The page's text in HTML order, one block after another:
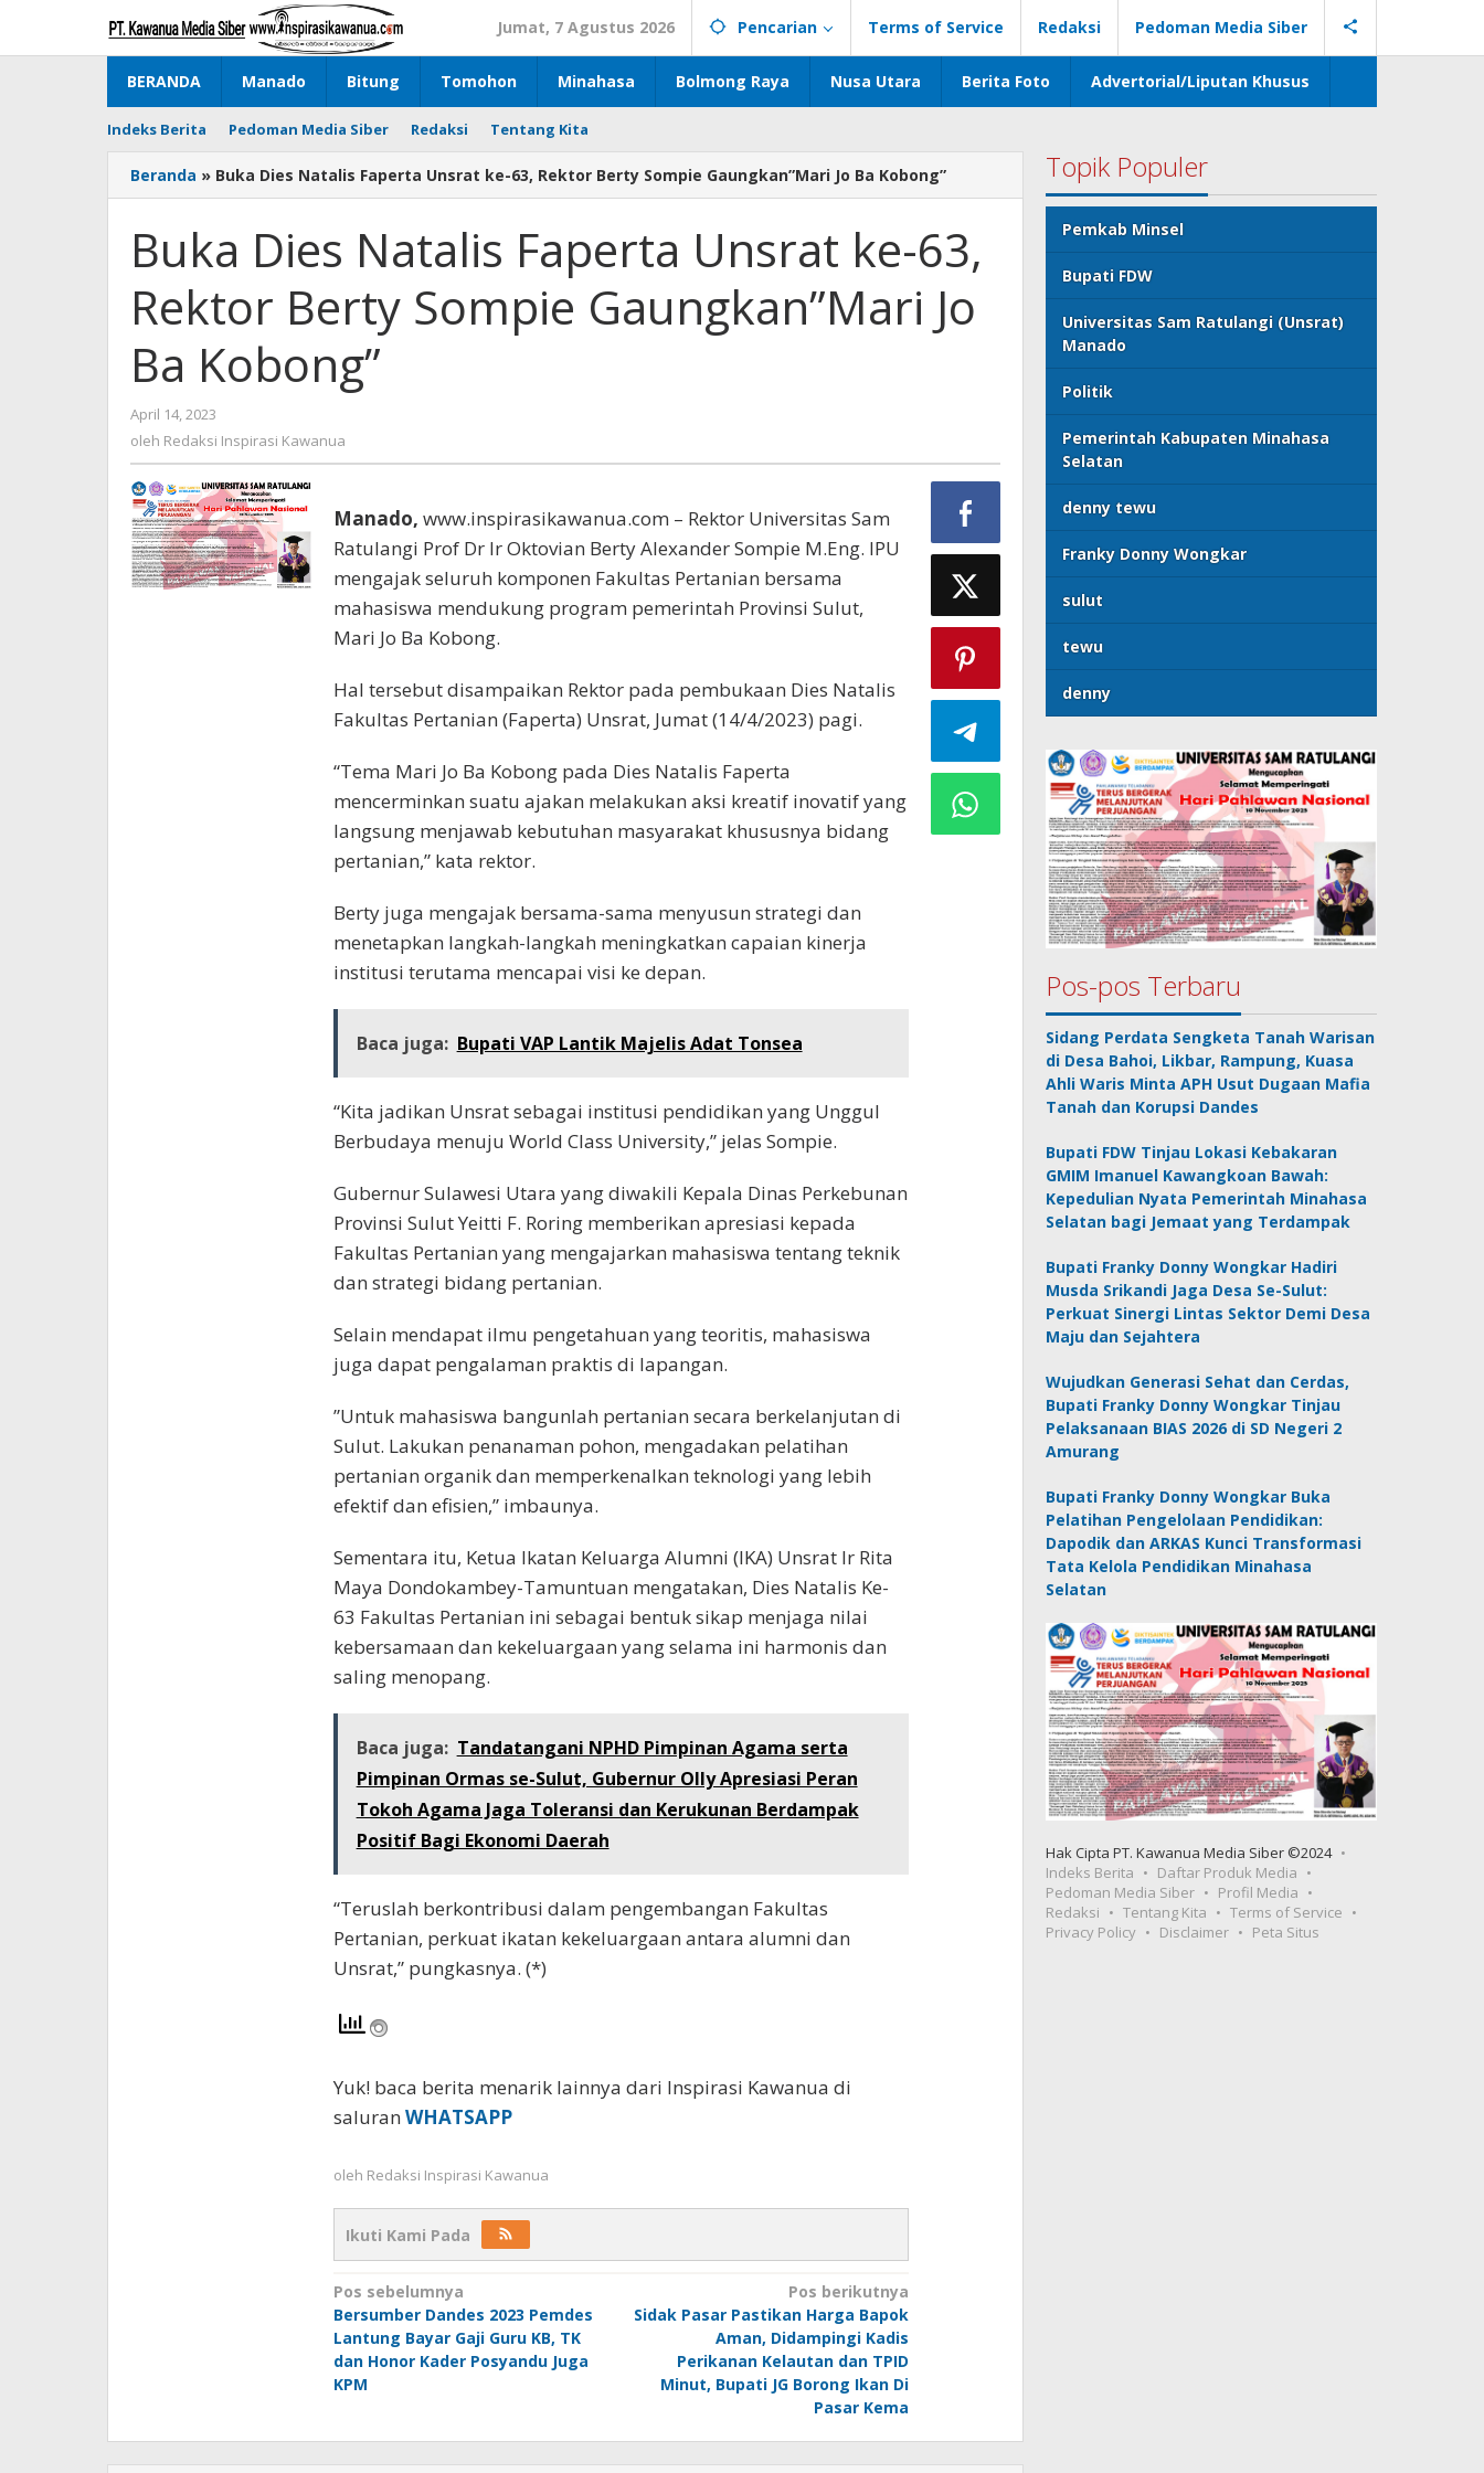
konten
Jumat, 7 Agustus 2026 Pencarian Terms of Service Redaksi Pedoman Media Siber
BERANDA Manado Bitung Tomohon Minahasa Bolmong Raya Nusa Utara Berita Foto Advertorial/Liputan Khusus
Indeks Berita Pedoman Media Siber Redaksi Tentang Kita
Beranda » Buka Dies Natalis Faperta Unsrat ke-63, Rektor Berty Sompie Gaungkan”Mari Jo Ba Kobong”
Buka Dies Natalis Faperta Unsrat ke-63,
Rektor Berty Sompie Gaungkan”Mari Jo
Ba Kobong”
April 14, 2023
Redaksi
Inspirasi
Kawanua
oleh Redaksi Inspirasi Kawanua
Manado, www.inspirasikawanua.com – Rektor Universitas Sam
Ratulangi Prof Dr Ir Oktovian Berty Alexander Sompie M.Eng. IPU
mengajak seluruh komponen Fakultas Pertanian bersama
mahasiswa mendukung program pemerintah Provinsi Sulut,
Mari Jo Ba Kobong.
Hal tersebut disampaikan Rektor pada pembukaan Dies Natalis
Fakultas Pertanian (Faperta) Unsrat, Jumat (14/4/2023) pagi.
“Tema Mari Jo Ba Kobong pada Dies Natalis Faperta
mencerminkan suatu ajakan melakukan aksi kreatif inovatif yang
langsung menjawab kebutuhan masyarakat khususnya bidang
pertanian,” kata rektor.
Berty juga mengajak bersama-sama menyusun strategi dan
menetapkan langkah-langkah meningkatkan capaian kinerja
institusi terutama mencapai visi ke depan.
Baca juga: Bupati VAP Lantik Majelis Adat Tonsea
“Kita jadikan Unsrat sebagai institusi pendidikan yang Unggul
Berbudaya menuju World Class University,” jelas Sompie.
Gubernur Sulawesi Utara yang diwakili Kepala Dinas Perkebunan
Provinsi Sulut Yeitti F. Roring memberikan apresiasi kepada
Fakultas Pertanian yang mengajarkan mahasiswa tentang teknik
dan strategi bidang pertanian.
Selain mendapat ilmu pengetahuan yang teoritis, mahasiswa
juga dapat pengalaman praktis di lapangan.
”Untuk mahasiswa bangunlah pertanian secara berkelanjutan di
Sulut. Lakukan penanaman pohon, mengadakan pelatihan
pertanian organik dan memperkenalkan teknologi yang lebih
efektif dan efisien,” imbaunya.
Sementara itu, Ketua Ikatan Keluarga Alumni (IKA) Unsrat Ir Rita
Maya Dondokambey-Tamuntuan mengatakan, Dies Natalis Ke-
63 Fakultas Pertanian ini sebagai bentuk sikap menjaga nilai
kebersamaan dan kekeluargaan yang selama ini harmonis dan
saling menopang.
Baca juga: Tandatangani NPHD Pimpinan Agama serta
Pimpinan Ormas se-Sulut, Gubernur Olly Apresiasi Peran
Tokoh Agama Jaga Toleransi dan Kerukunan Berdampak
Positif Bagi Ekonomi Daerah
“Teruslah berkontribusi dalam pengembangan Fakultas
Pertanian, perkuat ikatan kekeluargaan antara alumni dan
Unsrat,” pungkasnya. (*)
Yuk! baca berita menarik lainnya dari Inspirasi Kawanua di
saluran WHATSAPP
oleh Redaksi Inspirasi Kawanua
Ikuti Kami Pada
Navigasi
pos
Pos sebelumnya
Bersumber Dandes 2023 Pemdes
Lantung Bayar Gaji Guru KB, TK
dan Honor Kader Posyandu Juga
KPM
Pos berikutnya
Sidak Pasar Pastikan Harga Bapok
Aman, Didampingi Kadis
Perikanan Kelautan dan TPID
Minut, Bupati JG Borong Ikan Di
Pasar Kema
Topik Populer
Pemkab Minsel
Bupati FDW
Universitas Sam Ratulangi (Unsrat)
Manado
Politik
Pemerintah Kabupaten Minahasa
Selatan
denny tewu
Franky Donny Wongkar
sulut
tewu
denny
Pos-pos Terbaru
Sidang Perdata Sengketa Tanah Warisan
di Desa Bahoi, Likbar, Rampung, Kuasa
Ahli Waris Minta APH Usut Dugaan Mafia
Tanah dan Korupsi Dandes
Bupati FDW Tinjau Lokasi Kebakaran
GMIM Imanuel Kawangkoan Bawah:
Kepedulian Nyata Pemerintah Minahasa
Selatan bagi Jemaat yang Terdampak
Bupati Franky Donny Wongkar Hadiri
Musda Srikandi Jaga Desa Se-Sulut:
Perkuat Sinergi Lintas Sektor Demi Desa
Maju dan Sejahtera
Wujudkan Generasi Sehat dan Cerdas,
Bupati Franky Donny Wongkar Tinjau
Pelaksanaan BIAS 2026 di SD Negeri 2
Amurang
Bupati Franky Donny Wongkar Buka
Pelatihan Pengelolaan Pendidikan:
Dapodik dan ARKAS Kunci Transformasi
Tata Kelola Pendidikan Minahasa
Selatan
Hak Cipta PT. Kawanua Media Siber ©2024
Indeks Berita
Daftar Produk Media
Pedoman Media Siber
Profil Media
Redaksi
Tentang Kita
Terms of Service
Privacy Policy
Disclaimer Peta Situs